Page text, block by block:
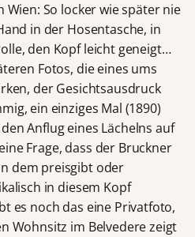
Wien: So locker wie später nie
in der Hosentasche, in
den Kopf leicht geneigt…
Fotos, die eines ums
der Gesichtsausdruck
ein einziges Mal (1890)
Anflug eines Lächelns auf
Frage, dass der Bruckner
dem preisgibt oder
in diesem Kopf
es noch das eine Privatfoto,
Wohnsitz im Belvedere zeigt